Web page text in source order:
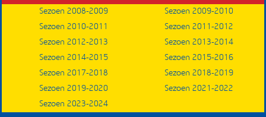
Submenu
Sezoen 2008-2009
Sezoen 2009-2010
Sezoen 2010-2011
Sezoen 2011-2012
Sezoen 2012-2013
Sezoen 2013-2014
Sezoen 2014-2015
Sezoen 2015-2016
Sezoen 2017-2018
Sezoen 2018-2019
Sezoen 2019-2020
Sezoen 2021-2022
Sezoen 2023-2024